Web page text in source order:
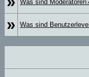
Was sind
» Was sind